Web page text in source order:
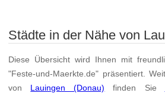
Städte in der Nähe von
Diese Übersicht wird Ihnen mit
"Feste-und-Maerkte.de" präsentiert.
von Lauingen (Donau) finden Sie